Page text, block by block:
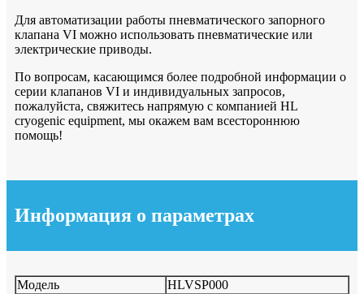
Для автоматизации работы пневматического запорного
клапана VI можно использовать пневматические или
электрические приводы.
По вопросам, касающимся более подробной информации о
серии клапанов VI и индивидуальных запросов,
пожалуйста, свяжитесь напрямую с компанией HL
cryogenic equipment, мы окажем вам всестороннюю
помощь!
Информация о параметрах
Модель
HLVSP000